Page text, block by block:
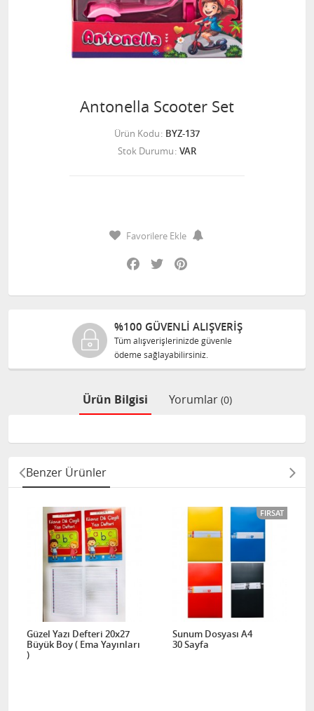
Antonella Scooter Set
Ürün Kodu BYZ-137
Stok Durumu VAR
Favorilere Ekle
Facebook
Twitter
GÜVENLİ ALIŞVERİŞ
güvenle
Ürün Bilgisi Yorumlar (0)
Benzer Ürünler
Güzel Yazı Defteri 20x27
Büyük Boy ( Ema Yayınları
)
FIRSAT
Sunum Dosyası A4
30 Sayfa